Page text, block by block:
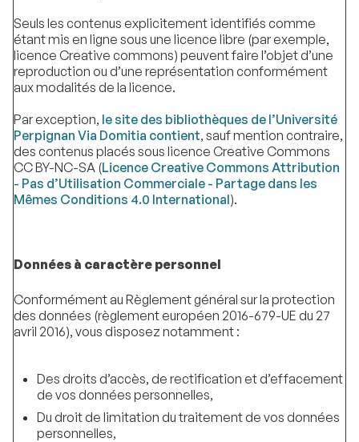
Seuls les contenus explicitement identifiés comme
étant mis en ligne sous une licence libre (par exemple,
licence Creative commons) peuvent faire l’objet d’une
reproduction ou d’une représentation conformément
aux modalités de la licence.
Par exception, le site des bibliothèques de l’Université
Perpignan Via Domitia contient, sauf mention contraire,
des contenus placés sous licence Creative Commons
CC BY-NC-SA (Licence Creative Commons Attribution
- Pas d’Utilisation Commerciale - Partage dans les
Mêmes Conditions 4.0 International).
Données à caractère personnel
Conformément au Règlement général sur la protection
des données (règlement européen 2016-679-UE du 27
avril 2016), vous disposez notamment :
Des droits d’accès, de rectification et d’effacement
de vos données personnelles,
Du droit de limitation du traitement de vos données
personnelles,